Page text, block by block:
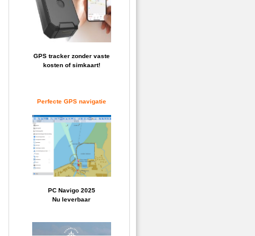
GPS tracker zonder vaste
kosten of simkaart!
Perfecte GPS navigatie
PC Navigo 2025
Nu leverbaar